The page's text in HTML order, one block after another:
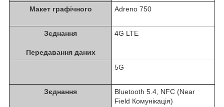
Макет графічного Adreno 750
Зєднання
Передавання даних
4G LTE
5G
Зєднання
Bluetooth 5.4, NFC (Near
Field Комунікація)